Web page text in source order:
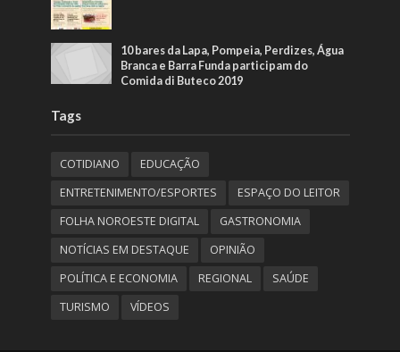
10 bares da Lapa, Pompeia, Perdizes, Água
Branca e Barra Funda participam do
Comida di Buteco 2019
Tags
COTIDIANO
EDUCAÇÃO
ENTRETENIMENTO/ESPORTES
ESPAÇO DO LEITOR
FOLHA NOROESTE DIGITAL
GASTRONOMIA
NOTÍCIAS EM DESTAQUE
OPINIÃO
POLÍTICA E ECONOMIA
REGIONAL
SAÚDE
TURISMO
VÍDEOS